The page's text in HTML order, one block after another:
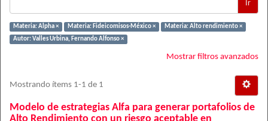
Ir
Materia: Alpha × Materia: Fideicomisos-México ×
Materia: Alto rendimiento ×
Autor: Valles Urbina, Fernando Alfonso ×
Mostrar filtros avanzados
Mostrando ítems 1-1 de 1
Modelo de estrategias Alfa para generar portafolios de